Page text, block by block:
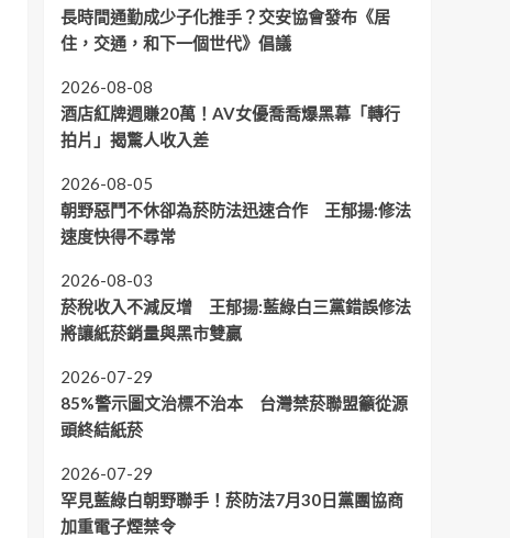
長時間通勤成少子化推手？交安協會發布《居
住，交通，和下一個世代》倡議
2026-08-08
酒店紅牌週賺20萬！AV女優喬喬爆黑幕「轉行
拍片」揭驚人收入差
2026-08-05
朝野惡鬥不休卻為菸防法迅速合作 王郁揚:修法
速度快得不尋常
2026-08-03
菸稅收入不減反增 王郁揚:藍綠白三黨錯誤修法
將讓紙菸銷量與黑市雙贏
2026-07-29
85%警示圖文治標不治本 台灣禁菸聯盟籲從源
頭終結紙菸
2026-07-29
罕見藍綠白朝野聯手！菸防法7月30日黨團協商
加重電子煙禁令